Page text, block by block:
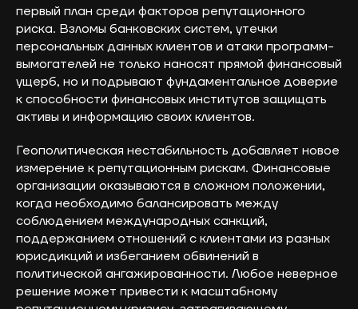
первый план среди факторов репутационного
риска. Взломы банковских систем, утечки
персональных данных клиентов и атаки программ-
вымогателей не только наносят прямой финансовый
ущерб, но и подрывают фундаментальное доверие
к способности финансовых институтов защищать
активы и информацию своих клиентов.
Геополитическая нестабильность добавляет новое
измерение к репутационным рискам. Финансовые
организации оказываются в сложном положении,
когда необходимо балансировать между
соблюдением международных санкций,
поддержанием отношений с клиентами из разных
юрисдикций и избеганием обвинений в
политической ангажированности. Любое неверное
решение может привести к масштабному